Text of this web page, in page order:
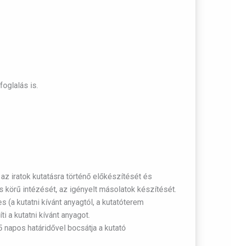
is.
iratok kutatásra történő előkészítését és
körű intézését, az igényelt másolatok készítését.
(a kutatni kívánt anyagtól, a kutatóterem
a kutatni kívánt anyagot.
határidővel bocsátja a kutató